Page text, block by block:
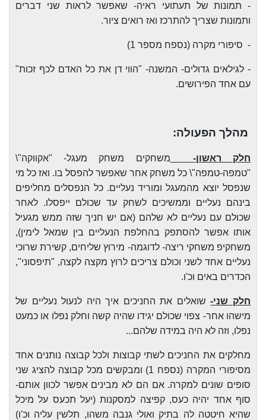
- תמונות של תעתועי ראיה- שאפשר לראות שני דברים
ותמונות שצריך להתרכז ואז רואים ציור.
- סיפורי מקרה (נספח מספר 1)
- לגילאים גדולים- המשנה- "הווי דן את כל האדם לכף זכות"
עם אחד הפירושים.
מהלך הפעולה:
חלק ראשון-
משחקים משחק מעגל- "אקווקה"\
"טמפה-טמפה"\ כל משחק אחר שאפשר להפסל בו. ואז כל מי
שנפסל יוצא מהמעגל ומוריד נעליים. כל הנפסלים מחליפים
בינהם נעליים וממשיכים לשחק עד שכולם ייפסלו. לאחר
שכולם עם נעליים לא שלהם (אם יש חניך שזה ממש מגעיל
אותו אפשר להסתפק בהחלפת הנעליים בין שמאל לימין),
משחקיפ משחקי ריצה- לדוגמה- מירוץ שליחים, קשירת שרוכי
נעליים אחד לשני וכולם צריכים לרוץ מקצה לקצה, "תיפסוני",
הכדרים באים וכ'ו.
חלק שני-שואלים את החניכים איך היה לנעול נעליים של
מישהו אחר- צפוי שכולם יגידו שהיה קשה וחלק נפלו או כמעט
נפלו, וזה לא היה במידה שלהם...
מחלקים את החניכים לשתי קבוצות ולכל קבוצה נותנים אחד
מסיפורי המקרה (נספח 1) ומבקשים מכל קבוצה להציג שני
סופים שונים למקרה. אם הם לא מבינים אפשר לכוון אותם-
סוף אחד יהיה כעס, קפיצה למסקנות (יעל תכעס על מיכל
שהיא חיטטה לה בתיק ואולי גנבה משהו, תלשין עליה וכ'ו)